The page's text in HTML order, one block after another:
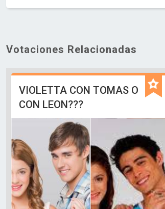
Votaciones Relacionadas
VIOLETTA CON TOMAS O
CON LEON???